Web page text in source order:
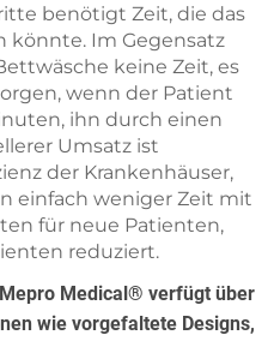
benötigt Zeit, die das
könnte. Im Gegensatz
keine Zeit, es
wenn der Patient
ihn durch einen
Umsatz ist
der Krankenhäuser,
einfach weniger Zeit mit
für neue Patienten,
reduziert.
Medical® verfügt über
wie vorgefaltete Designs,